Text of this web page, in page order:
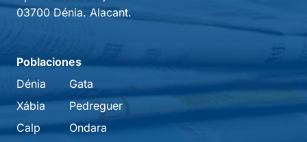
03700 Dénia. Alacant.
Poblaciones
Dénia
Xábia
Calp
Gata
Pedreguer
Ondara